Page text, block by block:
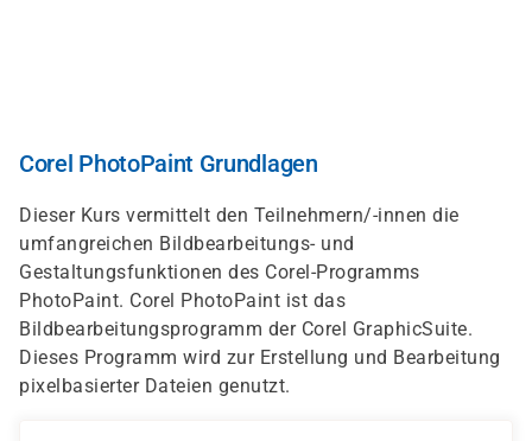
Corel PhotoPaint Grundlagen
Dieser Kurs vermittelt den Teilnehmern/-innen die
umfangreichen Bildbearbeitungs- und
Gestaltungsfunktionen des Corel-Programms
PhotoPaint. Corel PhotoPaint ist das
Bildbearbeitungsprogramm der Corel GraphicSuite.
Dieses Programm wird zur Erstellung und Bearbeitung
pixelbasierter Dateien genutzt.